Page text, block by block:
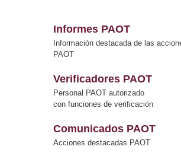
Informes PAOT
Información destacada de las
PAOT
Verificadores PAOT
Personal PAOT autorizado
con funciones de verificación
Comunicados PAOT
Acciones destacadas PAOT